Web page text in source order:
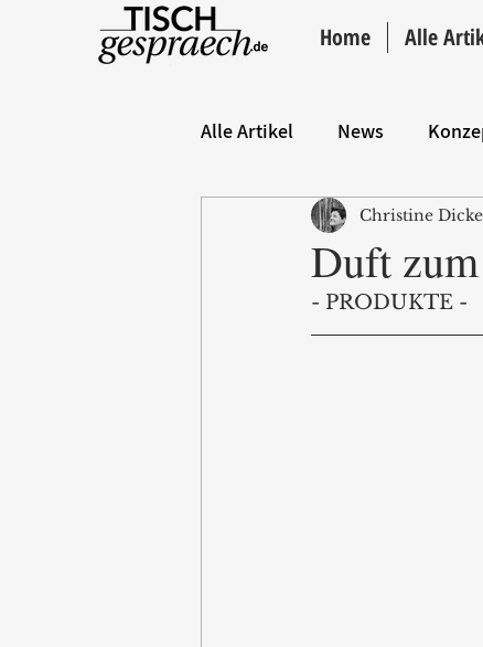
Home Alle
Alle Artikel News
Hintergrund ANZEIGE
Duft
Christine
- PRODUKTE -